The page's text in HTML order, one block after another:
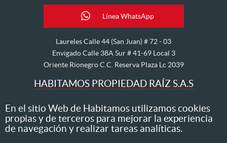
Línea WhatsApp
Laureles Calle 44 (San Juan) # 72 - 03
Envigado Calle 38A Sur # 41-69 Local 3
Oriente Rionegro C.C. Reserva Plaza Lc 2039
HABITAMOS PROPIEDAD RAÍZ S.A.S
Nos dedicamos al arriendo, venta, hipoteca, avalúo y
administración de inmuebles
En el sitio Web de Habitamos utilizamos cookies
propias y de terceros para mejorar la experiencia
de navegación y realizar tareas analíticas.